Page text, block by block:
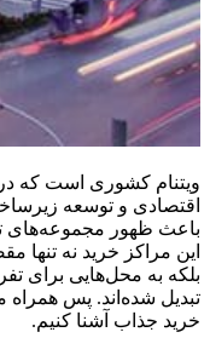
ویتنام کشوری است که
اقتصادی و توسعه
باعث ظهور مجموعه‌های
این مراکز خرید نه تنها
بلکه به محل‌هایی برای
تبدیل شده‌اند. پس همراه
خرید جذاب آشنا کنیم.